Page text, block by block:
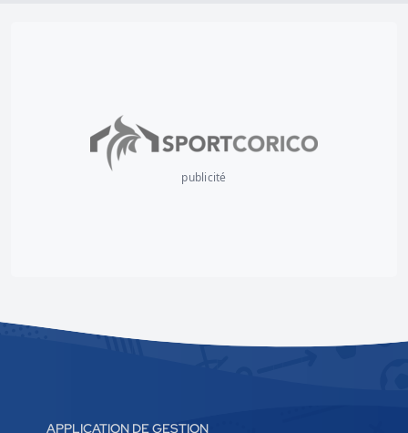
publicité
APPLICATION DE GESTION